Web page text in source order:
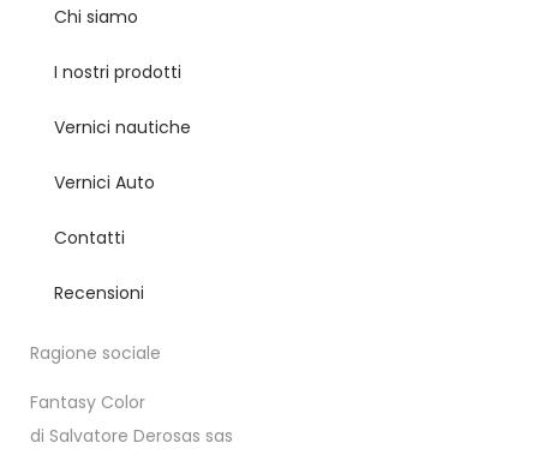
Chi siamo
I nostri prodotti
Vernici nautiche
Vernici Auto
Contatti
Recensioni
Ragione sociale
Fantasy Color
di Salvatore Derosas sas